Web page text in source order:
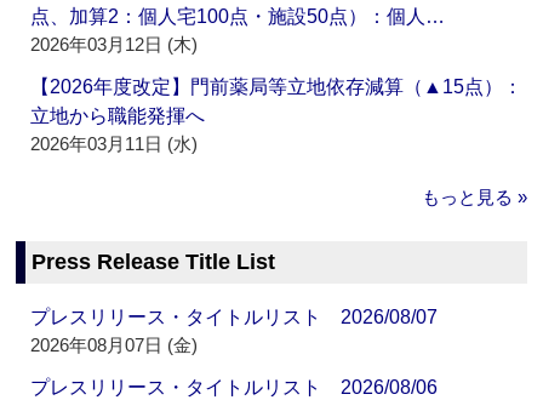
点、加算2：個人宅100点・施設50点）：個人…
2026年03月12日 (木)
【2026年度改定】門前薬局等立地依存減算（▲15点）：
立地から職能発揮へ
2026年03月11日 (水)
もっと見る »
Press Release Title List
プレスリリース・タイトルリスト 2026/08/07
2026年08月07日 (金)
プレスリリース・タイトルリスト 2026/08/06